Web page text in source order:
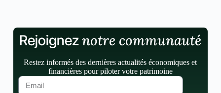
Rejoigneznotre communauté
Restez informés des dernières actualités économiques et
financières pour piloter votre patrimoine